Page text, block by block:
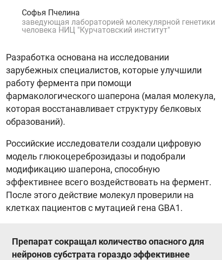
Софья Пчелина
заведующая лабораторией молекулярной генетики
человека НИЦ "Курчатовский институт"
Разработка основана на исследовании
зарубежных специалистов, которые улучшили
работу фермента при помощи
фармакологического шаперона (малая молекула,
которая восстанавливает структуру белковых
образований).
Российские исследователи создали цифровую
модель глюкоцереброзидазы и подобрали
модификацию шаперона, способную
эффективнее всего воздействовать на фермент.
После этого действие молекул проверили на
клетках пациентов с мутацией гена GBA1.
Препарат сокращал количество опасного для
нейронов субстрата гораздо эффективнее